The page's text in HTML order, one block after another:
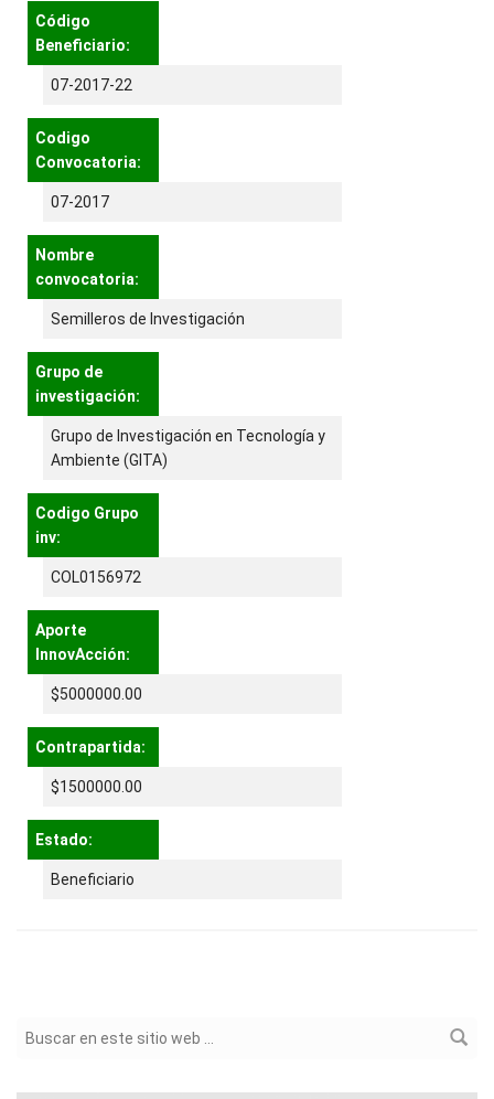
Código
Beneficiario:
07-2017-22
Codigo
Convocatoria:
07-2017
Nombre
convocatoria:
Semilleros de Investigación
Grupo de
investigación:
Grupo de Investigación en Tecnología y
Ambiente (GITA)
Codigo Grupo
inv:
COL0156972
Aporte
InnovAcción:
$5000000.00
Contrapartida:
$1500000.00
Estado:
Beneficiario
Formulario de búsqueda